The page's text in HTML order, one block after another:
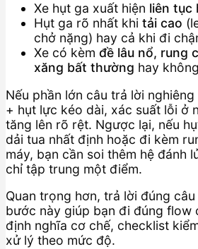
Xe hụt ga xuất hiện liên tục
Hụt ga rõ nhất khi tải cao
chở nặng) hay cả khi đi
Xe có kèm đề lâu nổ, rung
xăng bất thường hay
Nếu phần lớn câu trả lời
+ hụt lực kéo dài, xác suất lỗi ở
tăng lên rõ rệt. Ngược lại, nếu
dải tua nhất định hoặc đi kèm
máy, bạn cần soi thêm hệ đánh
chỉ tập trung một điểm.
Quan trọng hơn, trả lời đúng
bước này giúp bạn đi đúng flow
định nghĩa cơ chế, checklist
xử lý theo mức độ.